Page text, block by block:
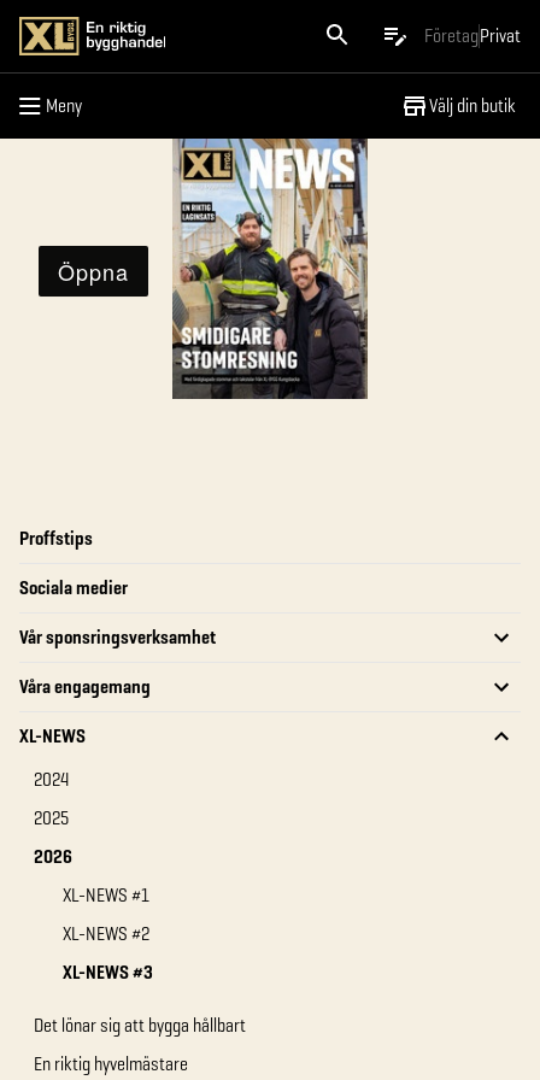
FöretagPrivat
Meny Välj din butik
Meny
Proffstips
Sociala medier
Vår sponsringsverksamhet
Våra engagemang
XL-NEWS
2024
2025
2026
XL-NEWS #1
XL-NEWS #2
XL-NEWS #3
Det lönar sig att bygga hållbart
En riktig hyvelmästare